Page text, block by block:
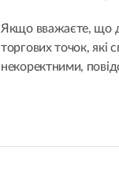
Якщо вважаєте, що
торгових точок, які
некоректними,